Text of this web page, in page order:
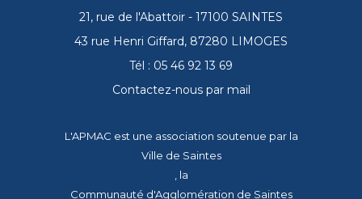
21, rue de l'Abattoir - 17100 SAINTES
43 rue Henri Giffard, 87280 LIMOGES
Tél : 05 46 92 13 69
Contactez-nous par mail
L'APMAC est une association soutenue par la
Ville de Saintes
, la
Communauté d'Agglomération de Saintes